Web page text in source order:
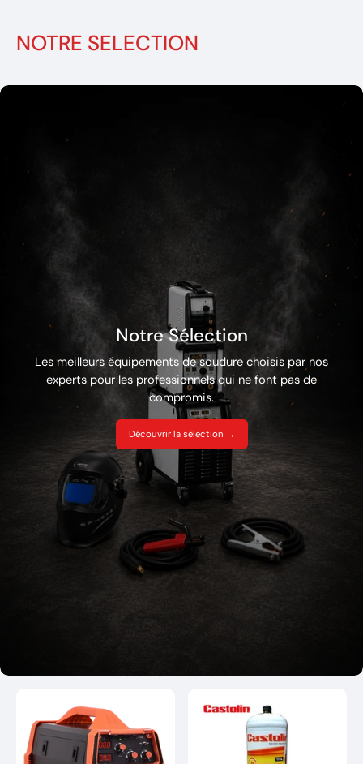
NOTRE SELECTION
Notre Sélection
Les meilleurs équipements de soudure choisis par nos
experts pour les professionnels qui ne font pas de
compromis.
Découvrir la sélection →